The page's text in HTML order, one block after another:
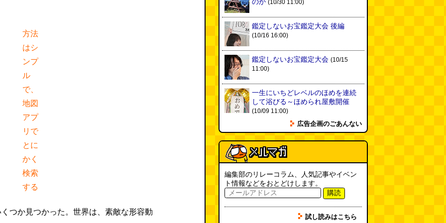
方法
はシ
ンプ
ル
で、
地図
アプ
リで
とに
かく
検索
する
つか見つかった。世界は、素敵な形容動
1本 (べつやく れい)
「モグラ駅」で有名な土合駅……
だった(ぼっちのazumiさん)
(08.04 11:00)
ていると一日に何曲聞くことにな
るのか？(石井公二) (08.04 11:00)
ベランダに咲いた小さな花
（2026.8.4 朝エッセイ/西村まさ
ゆき）(西村まさゆき) (08.04
10:00)
SDカードのケチャップ和え / う
(デイリーポータルZ) (08.03 17:00)
現役、コスモスの自販機(読者投
稿) (08.03 16:00)
(10/30 11:00)
鑑定しないお宝鑑定大会 後編
(10/16 16:00)
鑑定しないお宝鑑定大会 (10/15
11:00)
一生にいちどレベルのほめを連続
して浴びる～ほめられ屋敷開催
(10/09 11:00)
広告企画のごあんない
編集部のリレーコラム、人気記事やイベン
ト情報などをおとどけします。
購読
試し読みはこちら